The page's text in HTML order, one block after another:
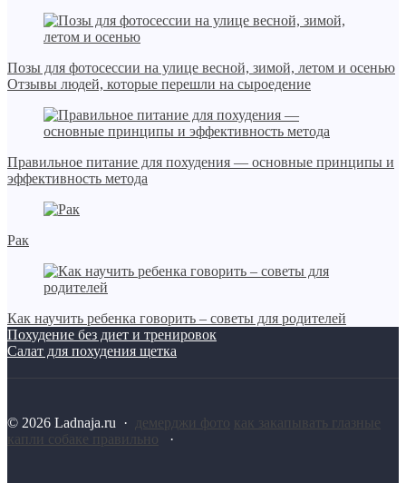
Позы для фотосессии на улице весной, зимой, летом и осенью
Отзывы людей, которые перешли на сыроедение
Правильное питание для похудения — основные принципы и
эффективность метода
Рак
Как научить ребенка говорить – советы для родителей
Похудение без диет и тренировок
Салат для похудения щетка
© 2026 Ladnaja.ru · демерджи фото как закапывать глазные
капли собаке правильно
·